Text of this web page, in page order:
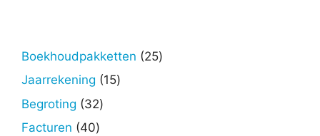
Boekhoudpakketten 2525
Jaarrekening 1515
Begroting 3232
Facturen 4040